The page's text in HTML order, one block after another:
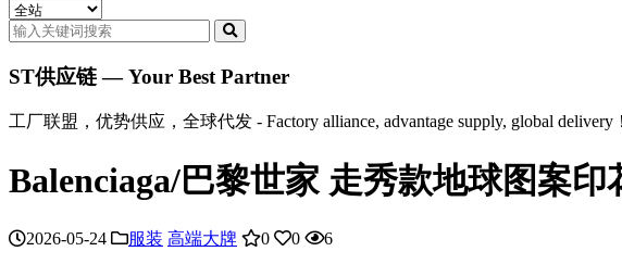
ST供应链 — Your Best Partner
工厂联盟，优势供应，全球代发 - Factory alliance, advantage supply, global delivery！
Balenciaga/巴黎世家 走秀款地球图案
2026-05-24 服装 高端大牌 0 0 6